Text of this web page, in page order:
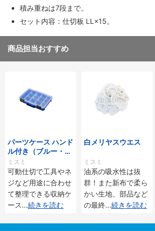
積み重ねは7段まで。
セット内容：仕切板 LL×15。
商品担当おすすめ
パーツケース ハンド
ル付き（ブルー・ク
リア）
ミスミ
可動仕切で工具やネ
ジなど用途に合わせ
て整理できる収納ケ
ース...続きを読む
白メリヤスウエス
ミスミ
油系の吸水性は抜
群！また新布で柔ら
かい生地、部品など
の最終...続きを読む